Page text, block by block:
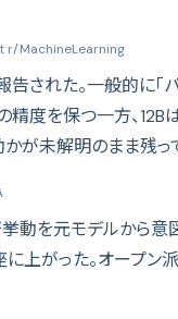
r/MachineLearning
告された。一般的に
度を保つ一方、12B
が未解明のまま残っ
挙動を元モデルから
上がった。オープン